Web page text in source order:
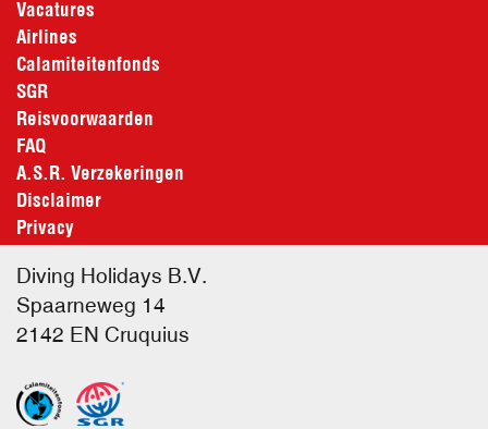
Vacatures
Airlines
Calamiteitenfonds
SGR
Reisvoorwaarden
FAQ
A.S.R. Verzekeringen
Disclaimer
Privacy
Diving Holidays B.V.
Spaarneweg 14
2142 EN Cruquius